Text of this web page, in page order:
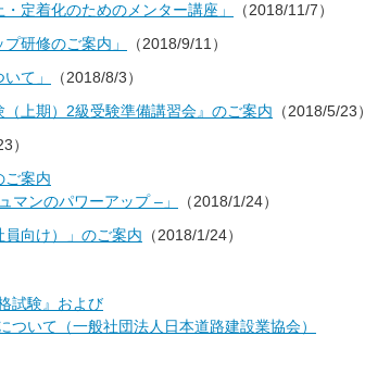
定着化のためのメンター講座」
（2018/11/7）
研修のご案内」
（2018/9/11）
て」
（2018/8/3）
上期）2級受験準備講習会』のご案内 （2018/5/23）
）
ご案内
マンのパワーアップ –」
（2018/1/24）
員向け）」のご案内 （2018/1/24）
試験』および
いて（一般社団法人日本道路建設業協会）